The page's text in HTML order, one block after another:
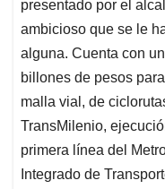
presentado por el
ambicioso que se le
alguna. Cuenta con
billones de pesos
malla vial, de
TransMilenio,
primera lí­nea del
Integrado de